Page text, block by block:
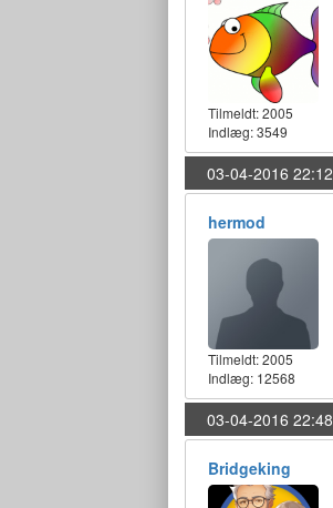
Tilmeldt:2005
Indlæg: 3549
03-04-2016 22:12
hermod
Tilmeldt:2005
Indlæg: 12568
03-04-2016 22:48
Bridgeking